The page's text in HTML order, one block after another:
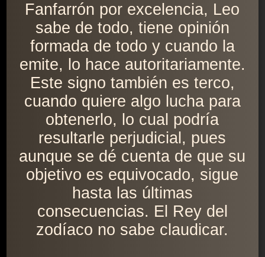
Fanfarrón por excelencia, Leo
sabe de todo, tiene opinión
formada de todo y cuando la
emite, lo hace autoritariamente.
Este signo también es terco,
cuando quiere algo lucha para
obtenerlo, lo cual podría
resultarle perjudicial, pues
aunque se dé cuenta de que su
objetivo es equivocado, sigue
hasta las últimas
consecuencias. El Rey del
zodíaco no sabe claudicar.